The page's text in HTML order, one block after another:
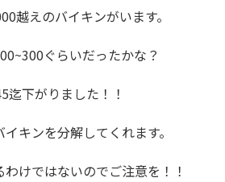
越えのバイキンがいます。
ぐらいだったかな？
下がりました！！
キンを分解してくれます。
けではないのでご注意を！！